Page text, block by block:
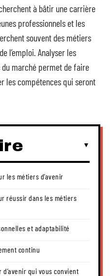
à bâtir une carrière
professionnels et les
souvent des métiers
l’emploi. Analyser les
marché permet de faire
les compétences qui seront
les métiers d’avenir
réussir dans les métiers
et adaptabilité
continu
qui vous convient